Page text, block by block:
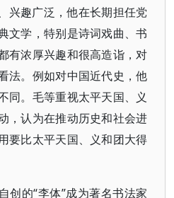
兴趣广泛，他在长期担任党
文学，特别是诗词戏曲、书
有浓厚兴趣和很高造诣，对
法。例如对中国近代史，他
同。毛等重视太平天国、义
，认为在推动历史和社会进
要比太平天国、义和团大得
创的“李体”成为著名书法家